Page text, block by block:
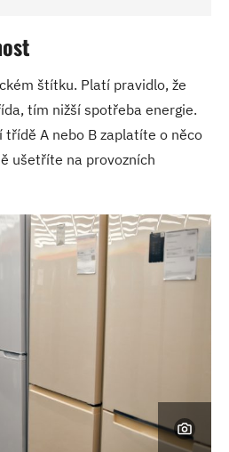
štítku. Platí pravidlo, že
tím nižší spotřeba energie.
A nebo B zaplatíte o něco
ušetříte na provozních